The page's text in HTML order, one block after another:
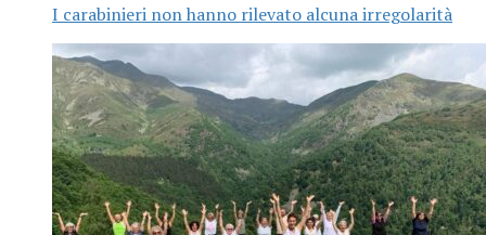
I carabinieri non hanno rilevato alcuna irregolarità